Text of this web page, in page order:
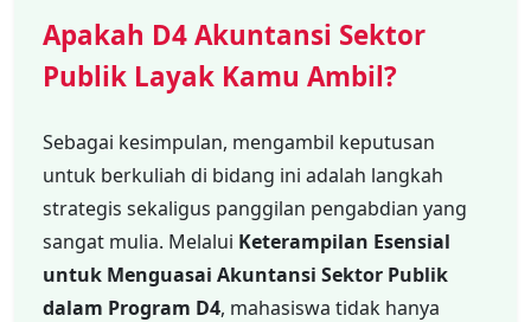
Apakah D4 Akuntansi Sektor
Publik Layak Kamu Ambil?
Sebagai kesimpulan, mengambil keputusan
untuk berkuliah di bidang ini adalah langkah
strategis sekaligus panggilan pengabdian yang
sangat mulia. Melalui Keterampilan Esensial
untuk Menguasai Akuntansi Sektor Publik
dalam Program D4, mahasiswa tidak hanya